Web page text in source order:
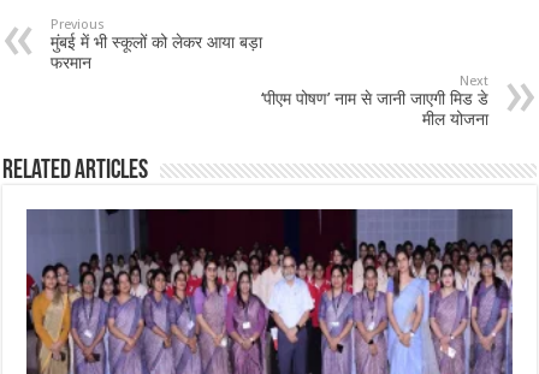
Previous
मुंबई में भी स्कूलों को लेकर आया बड़ा
फरमान
Next
‘पीएम पोषण’ नाम से जानी जाएगी मिड डे
मील योजना
Related Articles